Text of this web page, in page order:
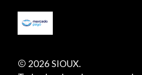
2026 SIOUX.